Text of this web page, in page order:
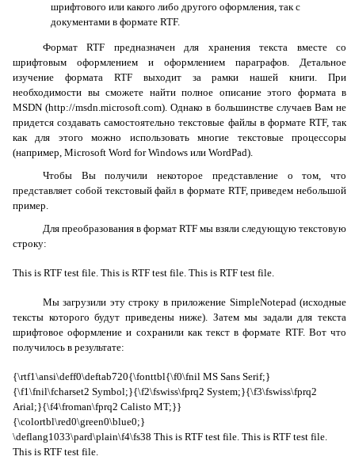
шрифтового или какого либо другого оформления, так с
документами в формате RTF.
Формат RTF предназначен для хранения текста вместе со
шрифтовым оформлением и оформлением параграфов. Детальное
изучение формата RTF выходит за рамки нашей книги. При
необходимости вы сможете найти полное описание этого формата в
MSDN (http://msdn .microsoft .com). Однако в большинстве случаев Вам не
придется создавать самостоятельно текстовые файлы в формате RTF, так
как для этого можно использовать многие текстовые процессоры
(например, Microsoft Word for Windows или WordPad).
Чтобы Вы получили некоторое представление о том, что
представляет собой текстовый файл в формате RTF, приведем небольшой
пример.
Для преобразования в формат RTF мы взяли следующую текстовую
строку:
This is RTF test file. This is RTF test file. This is RTF test file.
Мы загрузили эту строку в приложение SimpleNotepad (исходные
тексты которого будут приведены ниже). Затем мы задали для текста
шрифтовое оформление и сохранили как текст в формате RTF. Вот что
получилось в результате:
{\rtf1\ansi\deff0\deftab720{\fonttbl{\f0\fnil MS Sans Serif;}
{\f1\fnil\fcharset2 Symbol;}{\f2\fswiss\fprq2 System;}{\f3\fswiss\fprq2
Arial;}{\f4\froman\fprq2 Calisto MT;}}
{\colortbl\red0\green0\blue0;}
\deflang1033\pard\plain\f4\fs38 This is RTF test file This is RTF test file.
This is RTF test file.